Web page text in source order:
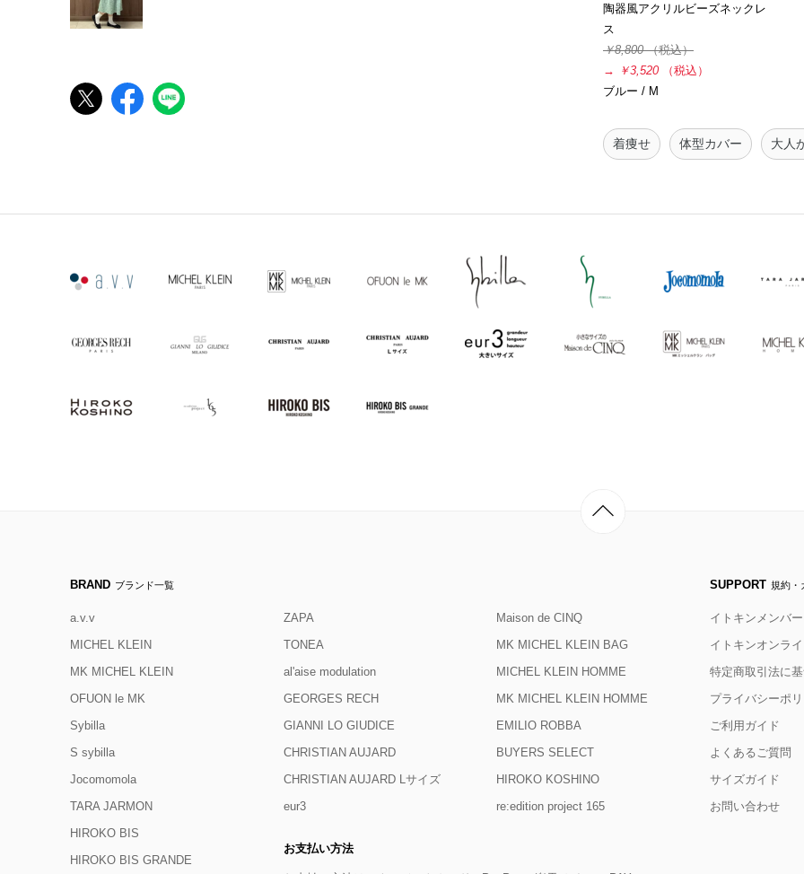
陶器風アクリルビーズネックレ
ス
￥8,800（税込）
→
￥3,520
（税込）
ブルー / M
着痩せ 体型カバー 大人
BRAND ブランド一覧
a.v.v
MICHEL KLEIN
MK MICHEL KLEIN
OFUON le MK
Sybilla
S sybilla
Jocomomola
TARA JARMON
ZAPA
TONEA
al'aise modulation
GEORGES RECH
GIANNI LO GIUDICE
CHRISTIAN AUJARD
CHRISTIAN AUJARD Lサイズ
eur3
Maison de CINQ
MK MICHEL KLEIN BAG
MICHEL KLEIN HOMME
MK MICHEL KLEIN HOMME
EMILIO ROBBA
BUYERS SELECT
HIROKO KOSHINO
re:edition project 165
HIROKO BIS
HIROKO BIS GRANDE
お支払い方法
SUPPORT 規約・
イトキンメンバ
イトキンオンラ
特定商取引法に
プライバシーポ
ご利用ガイド
よくあるご質問
サイズガイド
お問い合わせ